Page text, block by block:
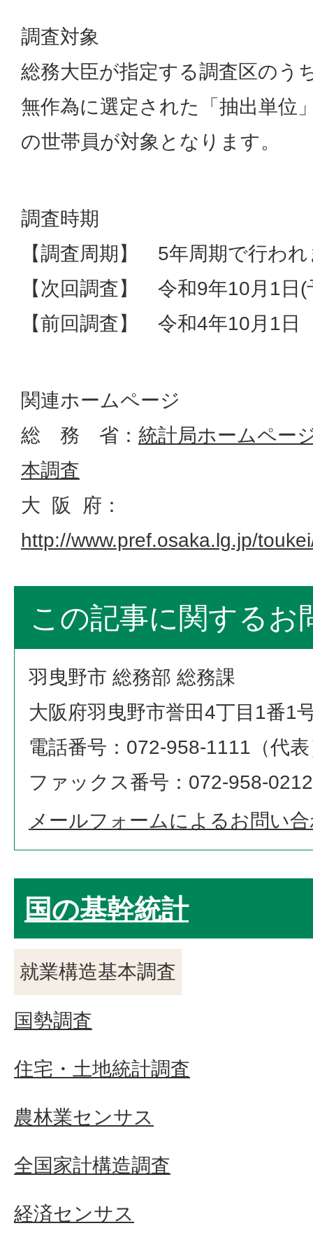
調査対象
総務大臣が指定する調査区のう
無作為に選定された「抽出単位
の世帯員が対象となります。
調査時期
【調査周期】 5年周期で行わ
【次回調査】 令和9年10月1日(
【前回調査】 令和4年10月1日
関連ホームページ
総 務 省： 統計局ホームペー
本調査
大 阪 府：
http://www.pref.osaka.lg.jp/
この記事に関するお
羽曳野市 総務部 総務課
大阪府羽曳野市誉田4丁目1番1
電話番号：072-958-1111（代
ファックス番号：072-958-0212
メールフォームによるお問い
国の基幹統計
就業構造基本調査
国勢調査
住宅・土地統計調査
農林業センサス
全国家計構造調査
経済センサス